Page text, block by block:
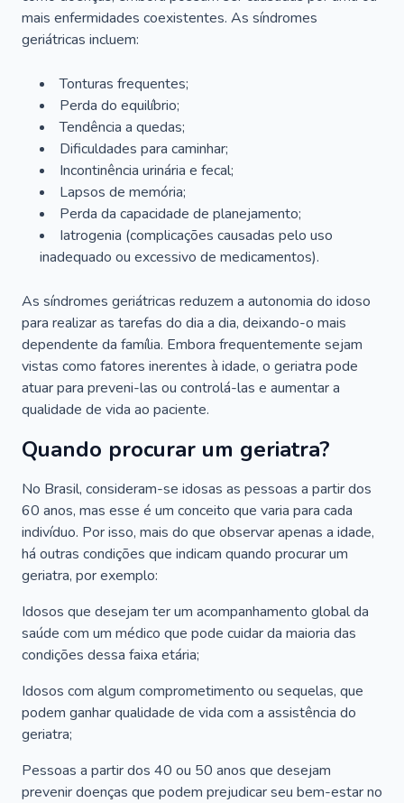
mais enfermidades coexistentes. As síndromes
geriátricas incluem:
Tonturas frequentes;
Perda do equilíbrio;
Tendência a quedas;
Dificuldades para caminhar;
Incontinência urinária e fecal;
Lapsos de memória;
Perda da capacidade de planejamento;
Iatrogenia (complicações causadas pelo uso
inadequado ou excessivo de medicamentos).
As síndromes geriátricas reduzem a autonomia do idoso
para realizar as tarefas do dia a dia, deixando-o mais
dependente da família. Embora frequentemente sejam
vistas como fatores inerentes à idade, o geriatra pode
atuar para preveni-las ou controlá-las e aumentar a
qualidade de vida ao paciente.
Quando procurar um geriatra?
No Brasil, consideram-se idosas as pessoas a partir dos
60 anos, mas esse é um conceito que varia para cada
indivíduo. Por isso, mais do que observar apenas a idade,
há outras condições que indicam quando procurar um
geriatra, por exemplo:
Idosos que desejam ter um acompanhamento global da
saúde com um médico que pode cuidar da maioria das
condições dessa faixa etária;
Idosos com algum comprometimento ou sequelas, que
podem ganhar qualidade de vida com a assistência do
geriatra;
Pessoas a partir dos 40 ou 50 anos que desejam
prevenir doenças que podem prejudicar seu bem-estar no